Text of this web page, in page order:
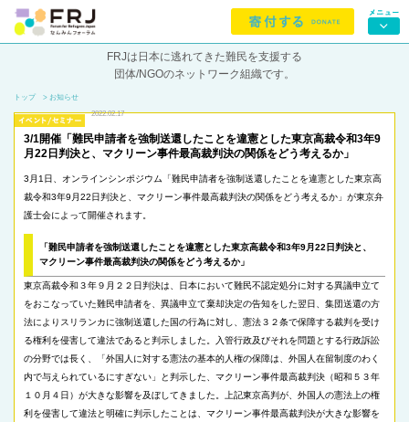
FRJは日本に逃れてきた難民を支援する
団体/NGOのネットワーク組織です。
トップ > お知らせ
2022.02.17
3/1開催「難民申請者を強制送還したことを違憲とした東京高裁令和3年9
月22日判決と、マクリーン事件最高裁判決の関係をどう考えるか」
3月1日、オンラインシンポジウム「難民申請者を強制送還したことを違憲とした東京高
裁令和3年9月22日判決と、マクリーン事件最高裁判決の関係をどう考えるか」が東京弁
護士会によって開催されます。
「難民申請者を強制送還したことを違憲とした東京高裁令和3年9月22日判決と、
マクリーン事件最高裁判決の関係をどう考えるか」
東京高裁令和３年９月２２日判決は、日本において難民不認定処分に対する異議申立て
をおこなっていた難民申請者を、異議申立て棄却決定の告知をした翌日、集団送還の方
法によりスリランカに強制送還した国の行為に対し、憲法３２条で保障する裁判を受け
る権利を侵害して違法であると判示しました。入管行政及びそれを問題とする行政訴訟
の分野では長く、「外国人に対する憲法の基本的人権の保障は、外国人在留制度のわく
内で与えられているにすぎない」と判示した、マクリーン事件最高裁判決（昭和５３年
１０月４日）が大きな影響を及ぼしてきました。上記東京高判が、外国人の憲法上の権
利を侵害して違法と明確に判示したことは、マクリーン事件最高裁判決が大きな影響を